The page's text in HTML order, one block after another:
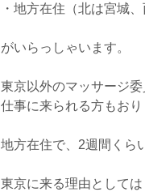
・地方在住（北は宮城
がいらっしゃいます。
東京以外のマッサージ
仕事に来られる方もおり
地方在住で、2週間くら
東京に来る理由としては